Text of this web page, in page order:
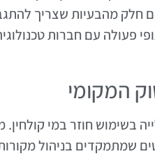
חלק מהבעיות שצריך
פעולה עם חברות
המקומי
בשימוש חוזר במי קולחין.
שמתמקדים בניהול